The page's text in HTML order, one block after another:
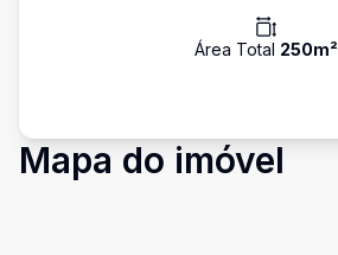
Área Total 250m²
Mapa do imóvel